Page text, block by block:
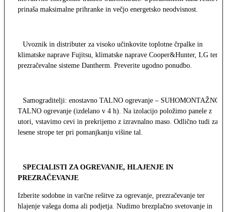
prinaša maksimalne prihranke in večjo energetsko neodvisnost.
Uvoznik in distributer za visoko učinkovite toplotne črpalke in
klimatske naprave Fujitsu, klimatske naprave Cooper&Hunter, LG ter
prezračevalne sisteme Dantherm. Preverite ugodno ponudbo.
Samograditelji: enostavno TALNO ogrevanje – SUHOMONTAŽNO
TALNO ogrevanje (izdelano v 4 h). Na izolacijo položimo panele z
utori, vstavimo cevi in prekrijemo z izravnalno maso. Odlično tudi za
lesene strope ter pri pomanjkanju višine tal.
SPECIALISTI ZA OGREVANJE, HLAJENJE IN
PREZRAČEVANJE
Izberite sodobne in varčne rešitve za ogrevanje, prezračevanje ter
hlajenje vašega doma ali podjetja. Nudimo brezplačno svetovanje in